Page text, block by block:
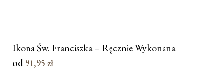
Ikona Św. Franciszka – Ręcznie Wykonana
od 91,95 zł